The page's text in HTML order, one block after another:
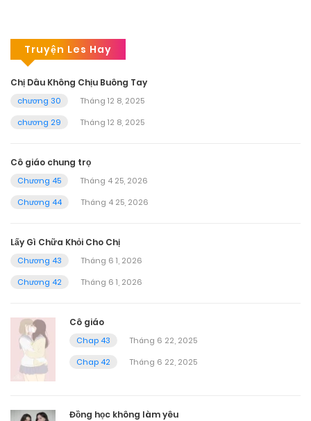
Truyện Les Hay
Chị Dâu Không Chịu Buông Tay
chương 30
Tháng 12 8, 2025
chương 29
Tháng 12 8, 2025
Cô giáo chung trọ
Chương 45
Tháng 4 25, 2026
Chương 44
Tháng 4 25, 2026
Lấy Gì Chữa Khỏi Cho Chị
Chương 43
Tháng 6 1, 2026
Chương 42
Tháng 6 1, 2026
Cô giáo
Chap 43
Tháng 6 22, 2025
Chap 42
Tháng 6 22, 2025
Đồng học không làm yêu